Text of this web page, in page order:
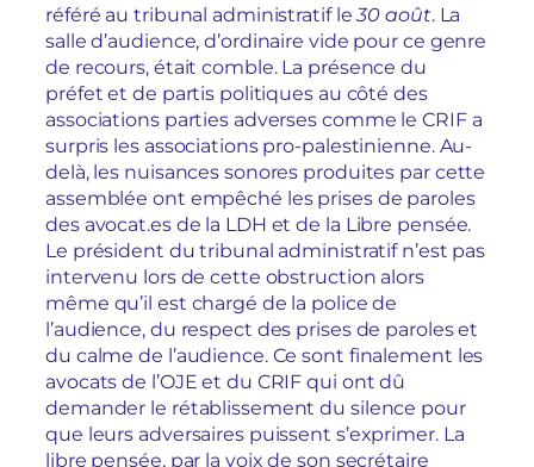
référé au tribunal administratif le30 août. La
salle d’audience, d’ordinaire vide pour ce genre
de recours, était comble. La présence du
préfet et de partis politiques au côté des
associations parties adverses comme le CRIF a
surpris les associations pro-palestinienne. Au-
delà, les nuisances sonores produites par cette
assemblée ont empêché les prises de paroles
des avocat.es de la LDH et de la Libre pensée.
Le président du tribunal administratif n’est pas
intervenu lors de cette obstruction alors
même qu’il est chargé de la police de
l’audience, du respect des prises de paroles et
du calme de l’audience. Ce sont finalement les
avocats de l’OJE et du CRIF qui ont dû
demander le rétablissement du silence pour
que leurs adversaires puissent s’exprimer. La
libre pensée, par la voix de son secrétaire